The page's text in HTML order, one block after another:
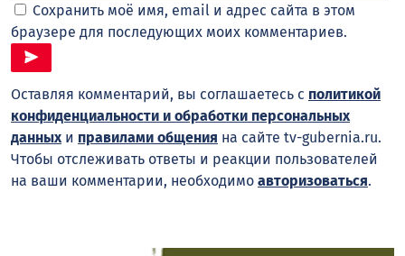
Сохранить моё имя, email и адрес сайта в этом
браузере для последующих моих комментариев.
Оставляя комментарий, вы соглашаетесь с политикой
конфиденциальности и обработки персональных
данных и правилами общения на сайте tv-gubernia.ru.
Чтобы отслеживать ответы и реакции пользователей
на ваши комментарии, необходимо авторизоваться.